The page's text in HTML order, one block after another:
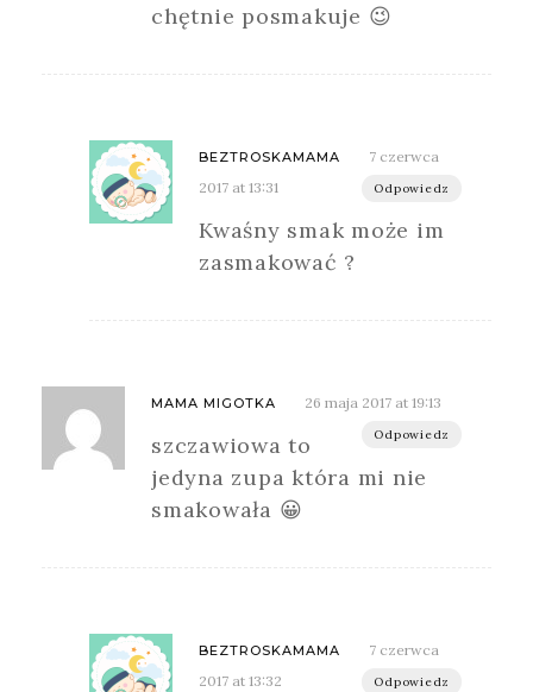
chętnie posmakuje 😉
BEZTROSKAMAMA
7 czerwca
2017 at 13:31
Odpowiedz
Kwaśny smak może im
zasmakować ?
MAMA MIGOTKA 26 maja 2017 at 19:13
Odpowiedz
szczawiowa to
jedyna zupa która mi nie
smakowała 😀
BEZTROSKAMAMA
7 czerwca
2017 at 13:32
Odpowiedz